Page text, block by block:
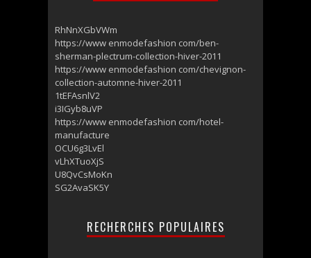
RhNnXGbVWm
https://www enmodefashion com/ben-
sherman-plectrum-collection-hiver-2011
https://www enmodefashion com/chevignon-
collection-automne-hiver-2011
1tEFAsnlV2
i3IGyb8uVP
https://www enmodefashion com/hotel-
manufacture
OCU6g3LvEl
vLhXTuoXjS
U8QvCsMoKn
SG2AvaSK5Y
RECHERCHES POPULAIRES